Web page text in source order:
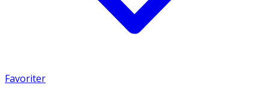
Favoriter